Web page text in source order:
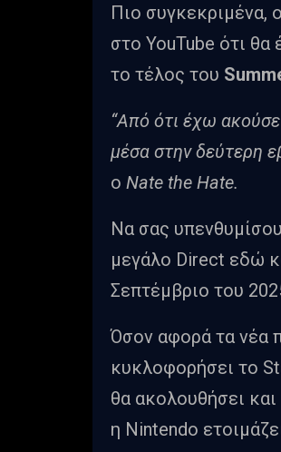
Πιο συγκεκριμένα,
στο YouTube ότι
το τέλος του
“Από ότι έχω
μέσα στην δεύτερη
ο Nate the Hate.
Να σας
μεγάλο Direct εδώ
Σεπτέμβριο του
Όσον αφορά τα νέα
κυκλοφορήσει το
θα ακολουθήσει
η Nintendo